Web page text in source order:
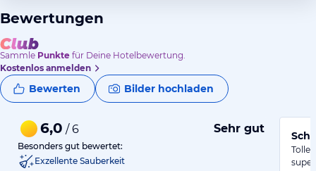
Bewertungen
Sammle Punkte für Deine Hotelbewertung.
Kostenlos anmelden
Bewerten Bilder hochladen
6,0 / 6 Sehr gut
Besonders gut bewertet:
Exzellente Sauberkeit